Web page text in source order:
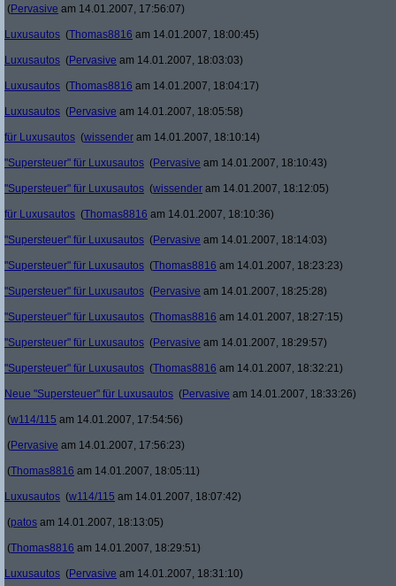
(Pervasive am 14.01.2007, 17:56:07)
Luxusautos (Thomas8816 am 14.01.2007, 18:00:45)
Luxusautos (Pervasive am 14.01.2007, 18:03:03)
Luxusautos (Thomas8816 am 14.01.2007, 18:04:17)
Luxusautos (Pervasive am 14.01.2007, 18:05:58)
für Luxusautos (wissender am 14.01.2007, 18:10:14)
"Supersteuer" für Luxusautos (Pervasive am 14.01.2007, 18:10:43)
"Supersteuer" für Luxusautos (wissender am 14.01.2007, 18:12:05)
für Luxusautos (Thomas8816 am 14.01.2007, 18:10:36)
"Supersteuer" für Luxusautos (Pervasive am 14.01.2007, 18:14:03)
"Supersteuer" für Luxusautos (Thomas8816 am 14.01.2007, 18:23:23)
"Supersteuer" für Luxusautos (Pervasive am 14.01.2007, 18:25:28)
"Supersteuer" für Luxusautos (Thomas8816 am 14.01.2007, 18:27:15)
"Supersteuer" für Luxusautos (Pervasive am 14.01.2007, 18:29:57)
"Supersteuer" für Luxusautos (Thomas8816 am 14.01.2007, 18:32:21)
Neue "Supersteuer" für Luxusautos (Pervasive am 14.01.2007, 18:33:26)
(w114/115 am 14.01.2007, 17:54:56)
(Pervasive am 14.01.2007, 17:56:23)
(Thomas8816 am 14.01.2007, 18:05:11)
Luxusautos (w114/115 am 14.01.2007, 18:07:42)
(patos am 14.01.2007, 18:13:05)
(Thomas8816 am 14.01.2007, 18:29:51)
Luxusautos (Pervasive am 14.01.2007, 18:31:10)